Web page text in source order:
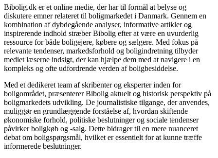
Bibolig.dk er et online medie, der har til formål at belyse og
diskutere emner relateret til boligmarkedet i Danmark. Gennem en
kombination af dybdegående analyser, informative artikler og
inspirerende indhold stræber Bibolig efter at være en uvurderlig
ressource for både boligejere, købere og sælgere. Med fokus på
relevante tendenser, markedsforhold og boligindretning tilbyder
mediet læserne indsigt, der kan hjælpe dem med at navigere i en
kompleks og ofte udfordrende verden af boligbesiddelse.
Med et dedikeret team af skribenter og eksperter inden for
boligområdet, præsenterer Bibolig aktuelt og historisk perspektiv på
boligmarkedets udvikling. De journalistiske tilgange, der anvendes,
muliggør en grundlæggende forståelse af, hvordan skiftende
økonomiske forhold, politiske beslutninger og sociale tendenser
påvirker boligkøb og -salg. Dette bidrager til en mere nuanceret
debat om boligspørgsmål, hvilket er essentielt for at kunne træffe
informerede beslutninger.